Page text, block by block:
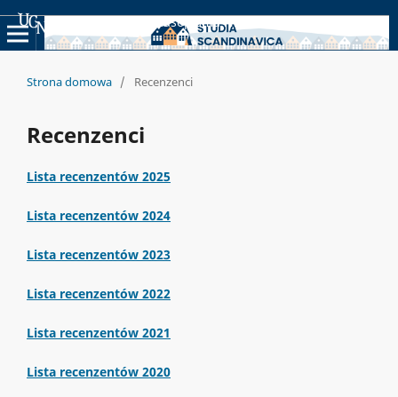
Uniwersyteckie Czasopisma Naukowe
Strona domowa / Recenzenci
Recenzenci
Lista recenzentów 2025
Lista recenzentów 2024
Lista recenzentów 2023
Lista recenzentów 2022
Lista recenzentów 2021
Lista recenzentów 2020